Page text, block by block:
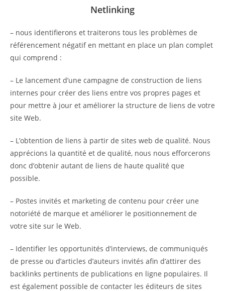
Netlinking
– nous identifierons et traiterons tous les problèmes de
référencement négatif en mettant en place un plan complet
qui comprend :
– Le lancement d’une campagne de construction de liens
internes pour créer des liens entre vos propres pages et
pour mettre à jour et améliorer la structure de liens de votre
site Web.
– L’obtention de liens à partir de sites web de qualité. Nous
apprécions la quantité et de qualité, nous nous efforcerons
donc d’obtenir autant de liens de haute qualité que
possible.
– Postes invités et marketing de contenu pour créer une
notoriété de marque et améliorer le positionnement de
votre site sur le Web.
– Identifier les opportunités d’interviews, de communiqués
de presse ou d’articles d’auteurs invités afin d’attirer des
backlinks pertinents de publications en ligne populaires. Il
est également possible de contacter les éditeurs de sites